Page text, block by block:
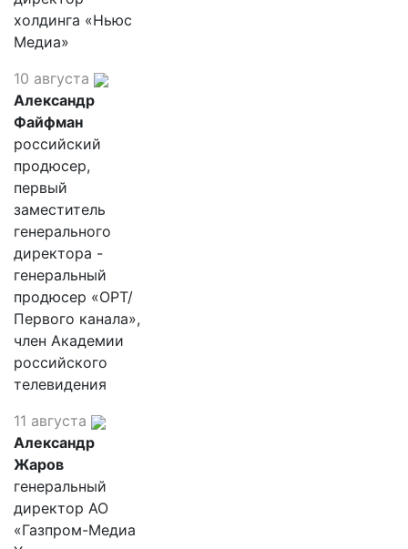
холдинга «Ньюс
Медиа»
10 августа
Александр
Файфман
российский
продюсер,
первый
заместитель
генерального
директора -
генеральный
продюсер «ОРТ/
Первого канала»,
член Академии
российского
телевидения
11 августа
Александр
Жаров
генеральный
директор АО
«Газпром-Медиа